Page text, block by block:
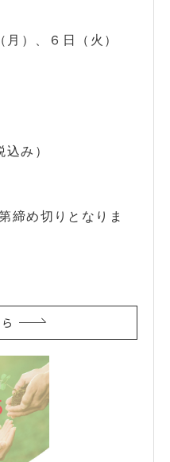
月）、６日（火）
み）
締め切りとなりま